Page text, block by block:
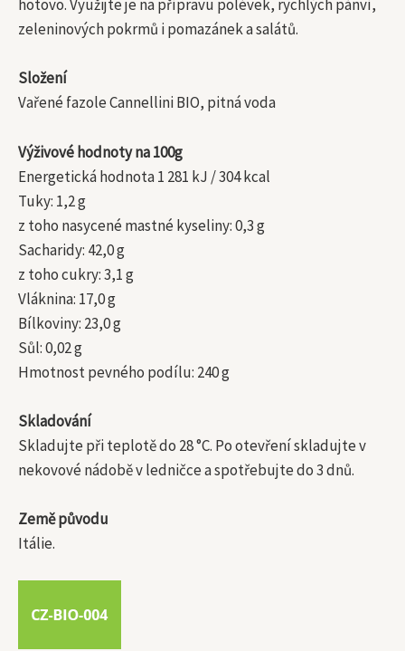
hotovo. Využijte je na přípravu polévek, rychlých pánví,
zeleninových pokrmů i pomazánek a salátů.
Složení
Vařené fazole Cannellini BIO, pitná voda
Výživové hodnoty na 100g
Energetická hodnota 1 281 kJ / 304 kcal
Tuky: 1,2 g
z toho nasycené mastné kyseliny: 0,3 g
Sacharidy: 42,0 g
z toho cukry: 3,1 g
Vláknina: 17,0 g
Bílkoviny: 23,0 g
Sůl: 0,02 g
Hmotnost pevného podílu: 240 g
Skladování
Skladujte při teplotě do 28 °C. Po otevření skladujte v
nekovové nádobě v ledničce a spotřebujte do 3 dnů.
Země původu
Itálie.